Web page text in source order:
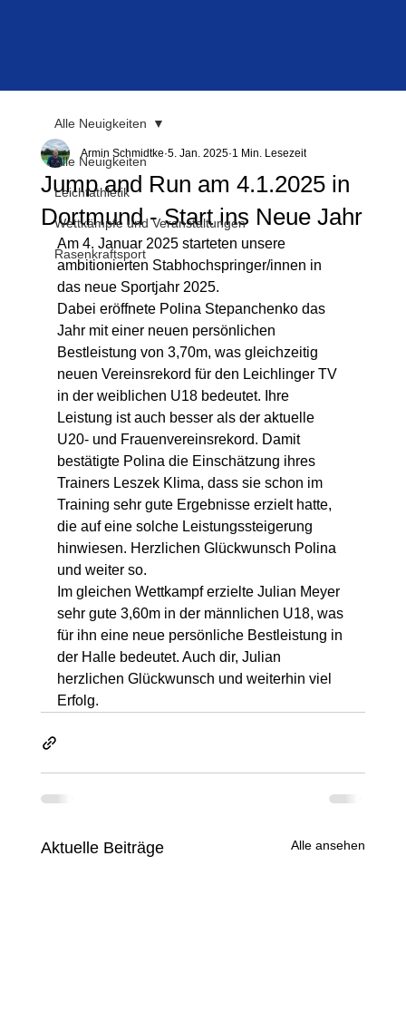
Alle Neuigkeiten
Leichtathletik
Wettkämpfe und Veranstaltungen
Rasenkraftsport
Alle Neuigkeiten
Jump and Run am 4.1.2025 in
Dortmund - Start ins Neue Jahr
Armin Schmidtke 5. Jan. 2025 1 Min. Lesezeit
Am 4. Januar 2025 starteten unsere
ambitionierten Stabhochspringer/innen in
das neue Sportjahr 2025.
Dabei eröffnete Polina Stepanchenko das
Jahr mit einer neuen persönlichen
Bestleistung von 3,70m, was gleichzeitig
neuen Vereinsrekord für den Leichlinger TV
in der weiblichen U18 bedeutet. Ihre
Leistung ist auch besser als der aktuelle
U20- und Frauenvereinsrekord. Damit
bestätigte Polina die Einschätzung ihres
Trainers Leszek Klima, dass sie schon im
Training sehr gute Ergebnisse erzielt hatte,
die auf eine solche Leistungssteigerung
hinwiesen. Herzlichen Glückwunsch Polina
und weiter so.
Im gleichen Wettkampf erzielte Julian Meyer
sehr gute 3,60m in der männlichen U18, was
für ihn eine neue persönliche Bestleistung in
der Halle bedeutet. Auch dir, Julian
herzlichen Glückwunsch und weiterhin viel
Erfolg.
Aktuelle Beiträge Alle ansehen